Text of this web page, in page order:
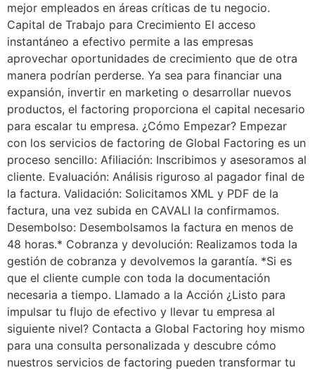
mejor empleados en áreas críticas de tu negocio.
Capital de Trabajo para Crecimiento El acceso
instantáneo a efectivo permite a las empresas
aprovechar oportunidades de crecimiento que de otra
manera podrían perderse. Ya sea para financiar una
expansión, invertir en marketing o desarrollar nuevos
productos, el factoring proporciona el capital necesario
para escalar tu empresa. ¿Cómo Empezar? Empezar
con los servicios de factoring de Global Factoring es un
proceso sencillo: Afiliación: Inscribimos y asesoramos al
cliente. Evaluación: Análisis riguroso al pagador final de
la factura. Validación: Solicitamos XML y PDF de la
factura, una vez subida en CAVALI la confirmamos.
Desembolso: Desembolsamos la factura en menos de
48 horas.* Cobranza y devolución: Realizamos toda la
gestión de cobranza y devolvemos la garantía. *Si es
que el cliente cumple con toda la documentación
necesaria a tiempo. Llamado a la Acción ¿Listo para
impulsar tu flujo de efectivo y llevar tu empresa al
siguiente nivel? Contacta a Global Factoring hoy mismo
para una consulta personalizada y descubre cómo
nuestros servicios de factoring pueden transformar tu